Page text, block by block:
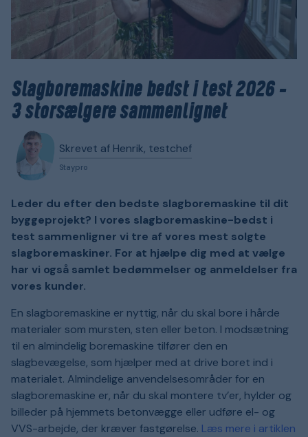
Slagboremaskine bedst i test 2026 –
3 storsælgere sammenlignet
Skrevet af Henrik, testchef
Staypro
Leder du efter den bedste slagboremaskine til dit
byggeprojekt? I vores slagboremaskine-bedst i
test sammenligner vi tre af vores mest solgte
slagboremaskiner. For at hjælpe dig med at vælge
har vi også samlet bedømmelser og anmeldelser fra
vores kunder.
En slagboremaskine er nyttig, når du skal bore i hårde
materialer som mursten, sten eller beton. I modsætning
til en almindelig boremaskine tilfører den en
slagbevægelse, som hjælper med at drive boret ind i
materialet. Almindelige anvendelsesområder for en
slagboremaskine er, når du skal montere tv’er, hylder og
billeder på hjemmets betonvægge eller udføre el- og
VVS-arbejde, der kræver fastgørelse. Læs mere i artiklen